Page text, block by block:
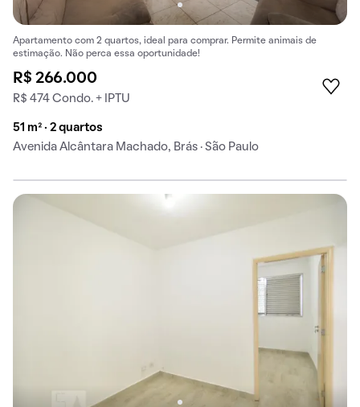
Apartamento com 2 quartos, ideal para comprar. Permite animais de
estimação. Não perca essa oportunidade!
R$ 266.000
R$ 474 Condo. + IPTU
51 m² · 2 quartos
Avenida Alcântara Machado, Brás · São Paulo